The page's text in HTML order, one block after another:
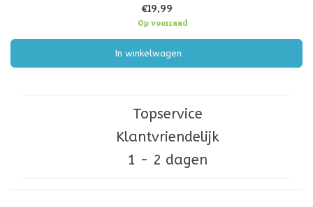
€19,99
Op voorraad
In winkelwagen
Topservice
Klantvriendelijk
1 - 2 dagen